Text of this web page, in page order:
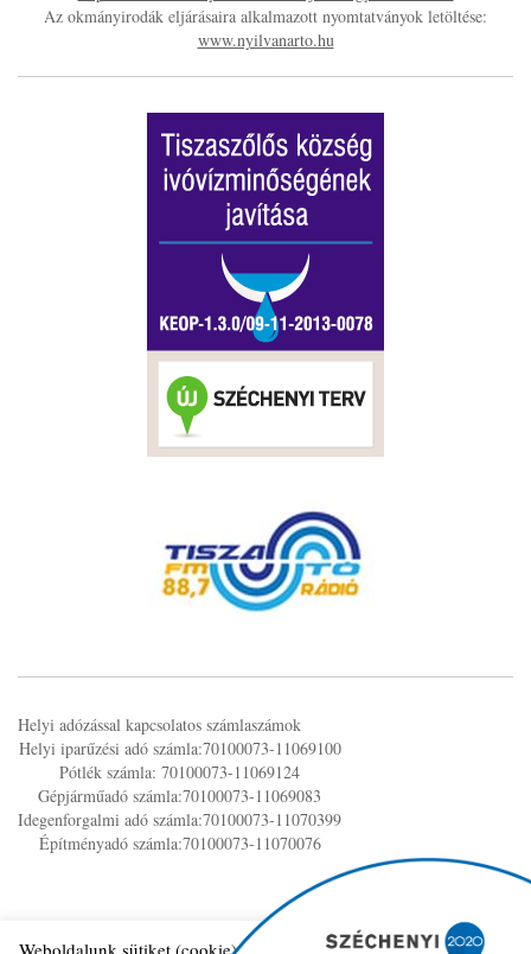
Az okmányirodák eljárásaira alkalmazott nyomtatványok letöltése:
www.nyilvanarto.hu
Helyi adózással kapcsolatos számlaszámok
Helyi iparűzési adó számla:70100073-11069100
Pótlék számla: 70100073-11069124
Gépjárműadó számla:70100073-11069083
Idegenforgalmi adó számla:70100073-11070399
Építményadó számla:70100073-11070076